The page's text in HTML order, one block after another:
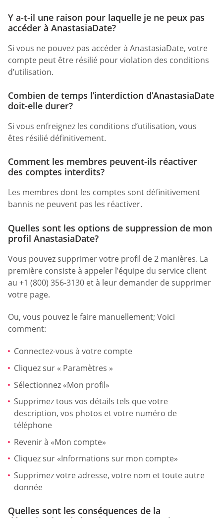
Y a-t-il une raison pour laquelle je ne peux pas
accéder à AnastasiaDate?
Si vous ne pouvez pas accéder à AnastasiaDate, votre
compte peut être résilié pour violation des conditions
d’utilisation.
Combien de temps l’interdiction d’AnastasiaDate
doit-elle durer?
Si vous enfreignez les conditions d’utilisation, vous
êtes résilié définitivement.
Comment les membres peuvent-ils réactiver
des comptes interdits?
Les membres dont les comptes sont définitivement
bannis ne peuvent pas les réactiver.
Quelles sont les options de suppression de mon
profil AnastasiaDate?
Vous pouvez supprimer votre profil de 2 manières. La
première consiste à appeler l’équipe du service client
au +1 (800) 356-3130 et à leur demander de supprimer
votre page.
Ou, vous pouvez le faire manuellement; Voici
comment:
Connectez-vous à votre compte
Cliquez sur « Paramètres »
Sélectionnez «Mon profil»
Supprimez tous vos détails tels que votre
description, vos photos et votre numéro de
téléphone
Revenir à «Mon compte»
Cliquez sur «Informations sur mon compte»
Supprimez votre adresse, votre nom et toute autre
donnée
Quelles sont les conséquences de la